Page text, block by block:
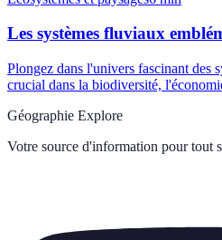
Les systèmes fluviaux
Plongez dans l'univers fascinant des
crucial dans la biodiversité,
Géographie Explore
Votre source d'information pour tout